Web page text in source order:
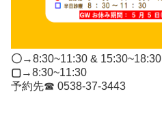
〇→8:30~11:30 & 15:30~18:30
▢→8:30~11:30
予約先☎ 0538-37-3443